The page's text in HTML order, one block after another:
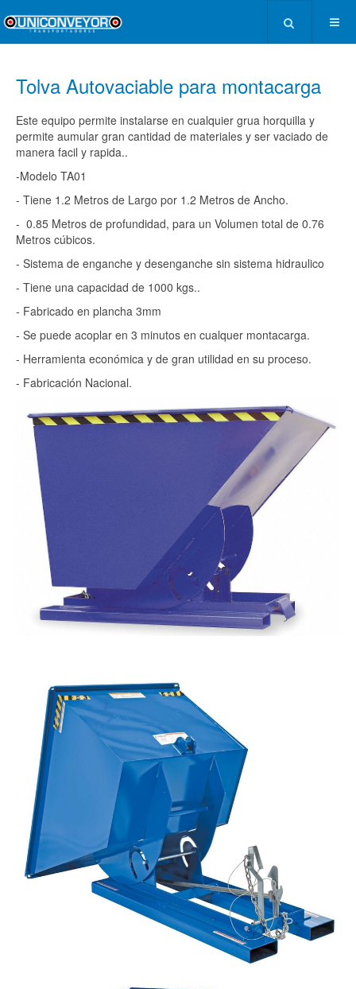
Tolva Autovaciable para montacarga
Este equipo permite instalarse en cualquier grua horquilla y
permite aumular gran cantidad de materiales y ser vaciado de
manera facil y rapida..
-Modelo TA01
- Tiene 1.2 Metros de Largo por 1.2 Metros de Ancho.
- 0.85 Metros de profundidad, para un Volumen total de 0.76
Metros cúbicos.
- Sistema de enganche y desenganche sin sistema hidraulico
- Tiene una capacidad de 1000 kgs..
- Fabricado en plancha 3mm
- Se puede acoplar en 3 minutos en cualquer montacarga.
- Herramienta económica y de gran utilidad en su proceso.
- Fabricación Nacional.